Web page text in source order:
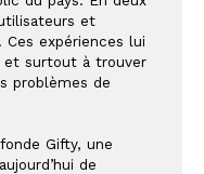
et
Ces expériences lui
et surtout à trouver
problèmes de
Gifty, une
de